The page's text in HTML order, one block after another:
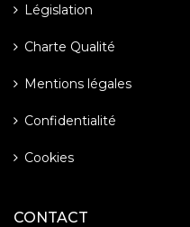
Législation
Charte Qualité
Mentions légales
Confidentialité
Cookies
CONTACT